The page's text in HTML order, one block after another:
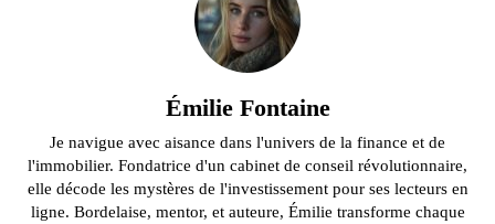
Émilie Fontaine
Je navigue avec aisance dans l'univers de la finance et de
l'immobilier. Fondatrice d'un cabinet de conseil révolutionnaire,
elle décode les mystères de l'investissement pour ses lecteurs en
ligne. Bordelaise, mentor, et auteure, Émilie transforme chaque